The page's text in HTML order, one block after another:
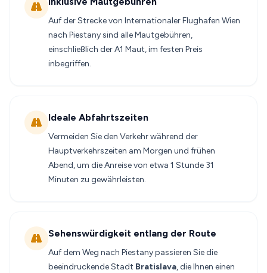
Auf der Strecke von Internationaler Flughafen Wien
nach Piestany sind alle Mautgebühren,
einschließlich der A1 Maut, im festen Preis
inbegriffen.
Ideale Abfahrtszeiten
Vermeiden Sie den Verkehr während der
Hauptverkehrszeiten am Morgen und frühen
Abend, um die Anreise von etwa 1 Stunde 31
Minuten zu gewährleisten.
Sehenswürdigkeit entlang der Route
Auf dem Weg nach Piestany passieren Sie die
beeindruckende Stadt Bratislava, die Ihnen einen